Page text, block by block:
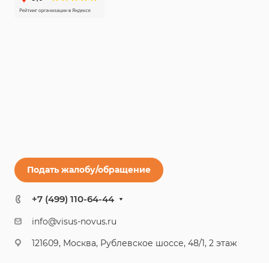
Подать жалобу/обращение
+7 (499) 110-64-44
info@visus-novus.ru
121609, Москва, Рублевское шоссе, 48/1, 2 этаж